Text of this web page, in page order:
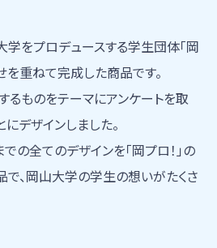
をプロデュースする学生団体「岡
を重ねて完成した商品です。
ものをテーマにアンケートを取
にデザインしました。
の全てのデザインを「岡プロ！」の
、岡山大学の学生の想いがたくさ